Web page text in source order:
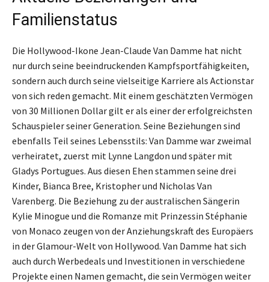
Familienstatus
Die Hollywood-Ikone Jean-Claude Van Damme hat nicht
nur durch seine beeindruckenden Kampfsportfähigkeiten,
sondern auch durch seine vielseitige Karriere als Actionstar
von sich reden gemacht. Mit einem geschätzten Vermögen
von 30 Millionen Dollar gilt er als einer der erfolgreichsten
Schauspieler seiner Generation. Seine Beziehungen sind
ebenfalls Teil seines Lebensstils: Van Damme war zweimal
verheiratet, zuerst mit Lynne Langdon und später mit
Gladys Portugues. Aus diesen Ehen stammen seine drei
Kinder, Bianca Bree, Kristopher und Nicholas Van
Varenberg. Die Beziehung zu der australischen Sängerin
Kylie Minogue und die Romanze mit Prinzessin Stéphanie
von Monaco zeugen von der Anziehungskraft des Europäers
in der Glamour-Welt von Hollywood. Van Damme hat sich
auch durch Werbedeals und Investitionen in verschiedene
Projekte einen Namen gemacht, die sein Vermögen weiter